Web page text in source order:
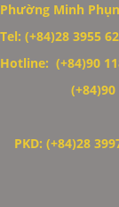
Phường Minh
Tel: (+84)28 3955
Hotline: (+84)90
(+84)90
PKD: (+84)28